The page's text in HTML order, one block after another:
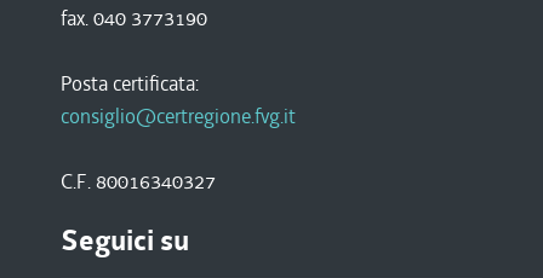
fax. 040 3773190
Posta certificata:
consiglio@certregione.fvg.it
C.F. 80016340327
Seguici su